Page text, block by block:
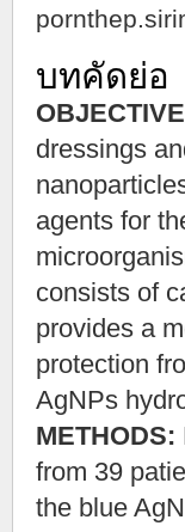
บทคัดย่อ
dressings
agents for
consists of
provides a
protection
AgNPs
METHODS:
from 39
the blue